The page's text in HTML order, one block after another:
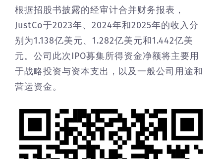
根据招股书披露的经审计合并财务报表，
JustCo于2023年、2024年和2025年的收入分
别为1.138亿美元、1.282亿美元和1.442亿美
元。公司此次IPO募集所得资金净额将主要用
于战略投资与资本支出，以及一般公司用途和
营运资金。